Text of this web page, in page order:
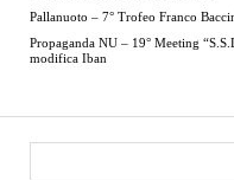
Pallanuoto – 7° Trofeo Franco
Propaganda NU – 19° Meeting
modifica Iban